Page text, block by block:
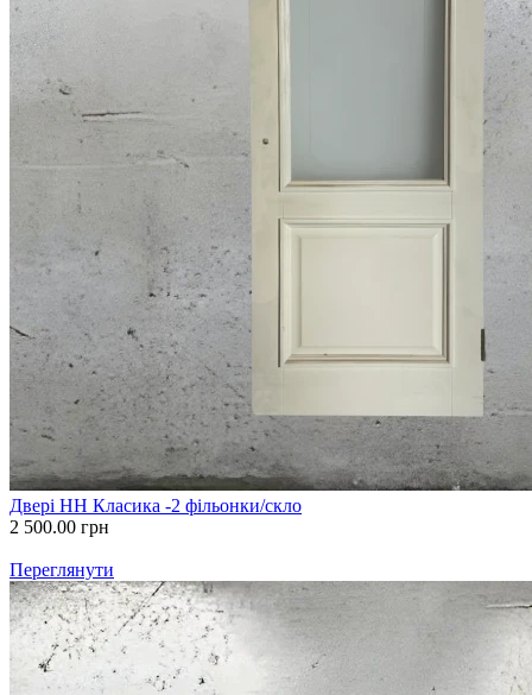
Двері НН Класика -2 фільонки/скло
2 500.00 грн
Переглянути